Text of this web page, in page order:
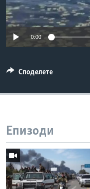
ИНТЕРВЈУА
Јазици
0:00
Споделете
Епизоди